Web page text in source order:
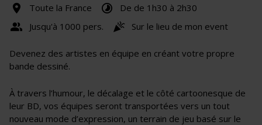
Toute la France
De de 1h30 à 2h30
Jusqu'à 1000 pers.
Sur le lieu de mon event
Devenez des artistes en équipe en créant votre propre
bande dessiné.
À travers l’humour, le décalage et le côté cartoonesque de
leur BD, vos équipes seront transportées vers un tout
nouveau mode d’expression, un terrain de jeu basé sur le